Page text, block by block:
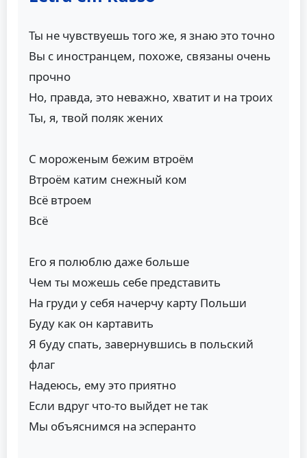
Ты не чувствуешь того же, я знаю это точно
Вы с иностранцем, похоже, связаны очень
прочно
Но, правда, это неважно, хватит и на троих
Ты, я, твой поляк жених
С мороженым бежим втроём
Втроём катим снежный ком
Всё втроем
Всё
Его я полюблю даже больше
Чем ты можешь себе представить
На груди у себя начерчу карту Польши
Буду как он картавить
Я буду спать, завернувшись в польский
флаг
Надеюсь, ему это приятно
Если вдруг что-то выйдет не так
Мы объяснимся на эсперанто